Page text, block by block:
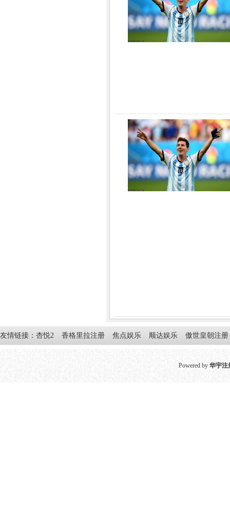
友情链接： 杏悦2 香格里拉注册 焦点娱乐 顺达娱乐 傲世皇朝注册
Powered by 华宇注